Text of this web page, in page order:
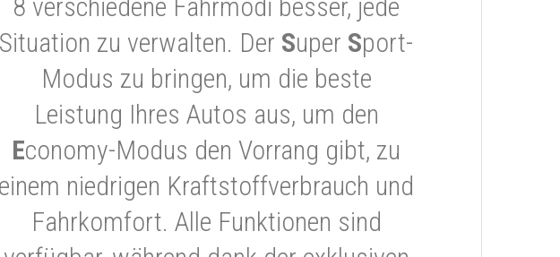
8 verschiedene Fahrmodi besser, jede
Situation zu verwalten. Der Super Sport-
Modus zu bringen, um die beste
Leistung Ihres Autos aus, um den
Economy-Modus den Vorrang gibt, zu
einem niedrigen Kraftstoffverbrauch und
Fahrkomfort. Alle Funktionen sind